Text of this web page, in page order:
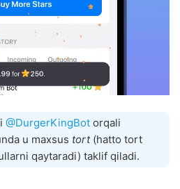
@DurgerKingBot orqali
u maxsus tort(hatto tort
qaytaradi) taklif qiladi.